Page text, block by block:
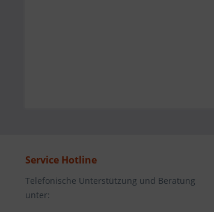
Service Hotline
Telefonische Unterstützung und Beratung
unter: